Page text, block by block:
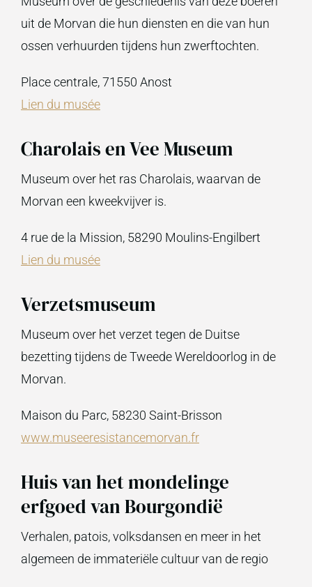
uit de Morvan die hun diensten en die van hun
ossen verhuurden tijdens hun zwerftochten.
Place centrale, 71550 Anost
Lien du musée
Charolais en Vee Museum
Museum over het ras Charolais, waarvan de
Morvan een kweekvijver is.
4 rue de la Mission, 58290 Moulins-Engilbert
Lien du musée
Verzetsmuseum
Museum over het verzet tegen de Duitse
bezetting tijdens de Tweede Wereldoorlog in de
Morvan.
Maison du Parc, 58230 Saint-Brisson
www.museeresistancemorvan.fr
Huis van het mondelinge
erfgoed van Bourgondië
Verhalen, patois, volksdansen en meer in het
algemeen de immateriële cultuur van de regio